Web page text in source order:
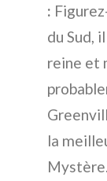
:
du Sud,
reine et
la